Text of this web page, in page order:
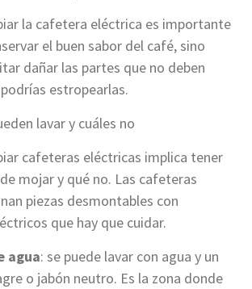
la cafetera eléctrica es importante
el buen sabor del café, sino
dañar las partes que no deben
estropearlas.
lavar y cuáles no
cafeteras eléctricas implica tener
mojar y qué no. Las cafeteras
piezas desmontables con
que hay que cuidar.
agua: se puede lavar con agua y un
o jabón neutro. Es la zona donde